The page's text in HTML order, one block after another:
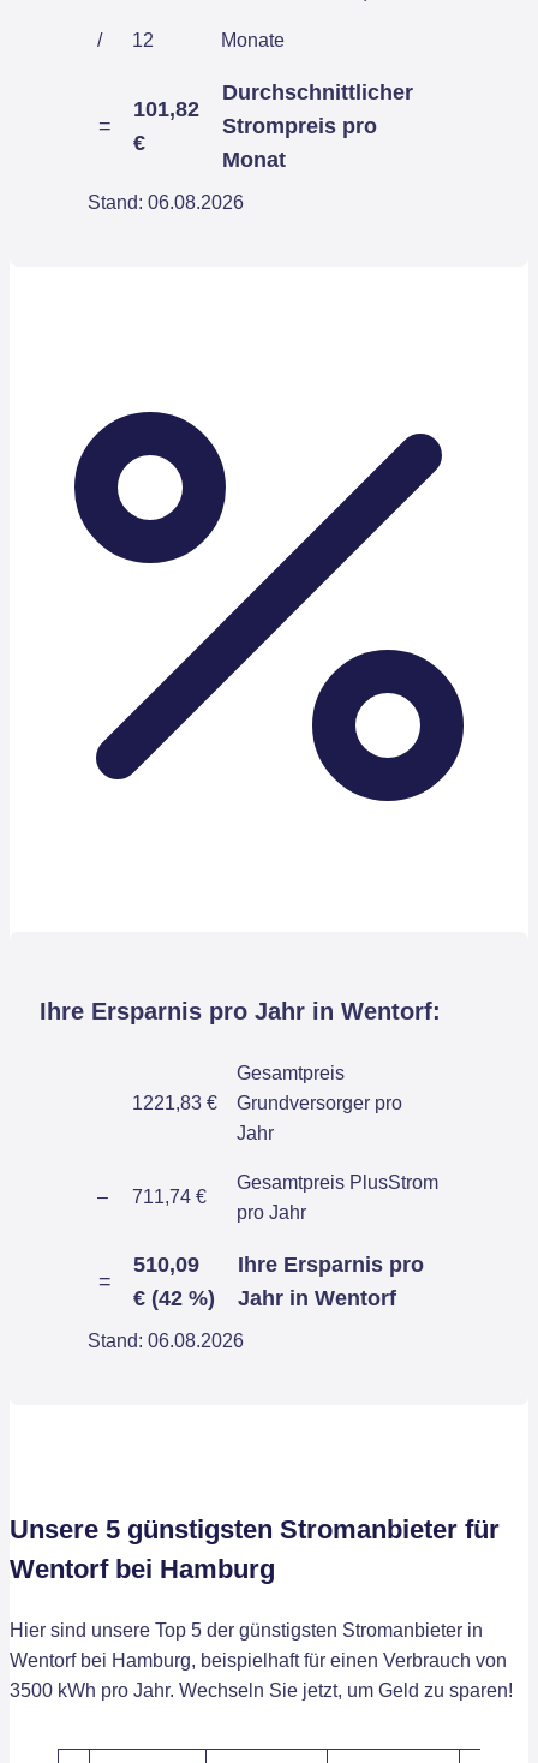
/ 12 Monate
=
101,82
€
Durchschnittlicher
Strompreis pro
Monat
Stand: 06.08.2026
Ihre Ersparnis pro Jahr in Wentorf:
1221,83 €
Gesamtpreis
Grundversorger pro
Jahr
– 711,74 €
Gesamtpreis PlusStrom
pro Jahr
=
510,09
€ (42 %)
Ihre Ersparnis pro
Jahr in Wentorf
Stand: 06.08.2026
Unsere 5 günstigsten Stromanbieter für
Wentorf bei Hamburg
Hier sind unsere Top 5 der günstigsten Stromanbieter in
Wentorf bei Hamburg, beispielhaft für einen Verbrauch von
3500 kWh pro Jahr. Wechseln Sie jetzt, um Geld zu sparen!